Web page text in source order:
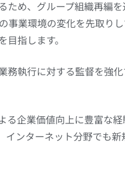
ため、グループ組織再編
事業環境の変化を先取り
指します。
務執行に対する監督を強
る企業価値向上に豊富な
インターネット分野でも